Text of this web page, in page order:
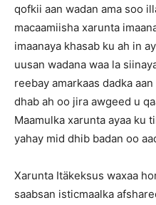
qofkii aan wadan ama soo
macaamiisha xarunta
imaanaya khasab ku ah in
uusan wadana waa la
reebay amarkaas dadka
dhab ah oo jira awgeed u
Maamulka xarunta ayaa ku
yahay mid dhib badan oo
Xarunta Itäkeksus waxaa
saabsan isticmaalka